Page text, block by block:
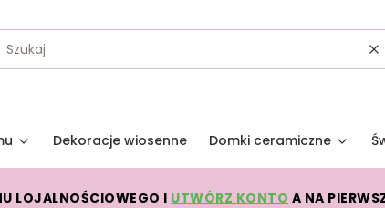
Dekoracje wiosenne Domki ceramiczne
LOJALNOŚCIOWEGO I UTWÓRZ KONTO A NA